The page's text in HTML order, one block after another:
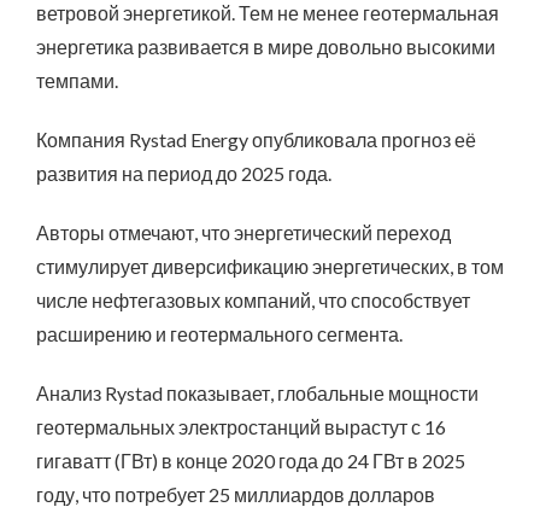
ветровой энергетикой. Тем не менее геотермальная
энергетика развивается в мире довольно высокими
темпами.
Компания Rystad Energy опубликовала прогноз её
развития на период до 2025 года.
Авторы отмечают, что энергетический переход
стимулирует диверсификацию энергетических, в том
числе нефтегазовых компаний, что способствует
расширению и геотермального сегмента.
Анализ Rystad показывает, глобальные мощности
геотермальных электростанций вырастут с 16
гигаватт (ГВт) в конце 2020 года до 24 ГВт в 2025
году, что потребует 25 миллиардов долларов